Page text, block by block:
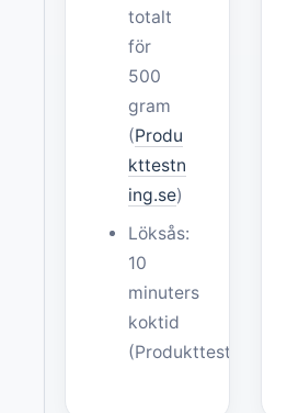
totalt
för
500
gram
(Produ
kttestn
ing.se)
Löksås:
10
minuters
koktid
(Produkttestning.se)